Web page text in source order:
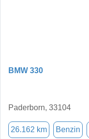
BMW 330
Paderborn, 33104
26.162 km Benzin